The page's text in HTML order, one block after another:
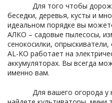
Для того чтобы
беседки, деревья, кусты и
идеальном порядке вы
АЛКО – садовые пылесосы,
сенокосилки,
AL-KO работает на
аккумуляторах. Вы всегда
именно вам.
Для вашего огорода